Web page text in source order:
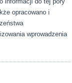
opracowano i
wprowadzenia